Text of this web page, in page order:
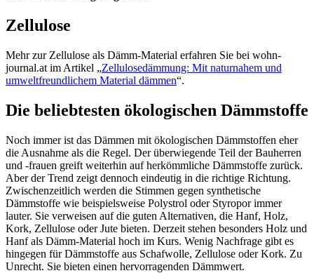
Zellulose
Mehr zur Zellulose als Dämm-Material erfahren Sie bei wohn-
journal.at im Artikel „Zellulosedämmung: Mit naturnahem und
umweltfreundlichem Material dämmen“.
Die beliebtesten ökologischen Dämmstoffe
Noch immer ist das Dämmen mit ökologischen Dämmstoffen eher
die Ausnahme als die Regel. Der überwiegende Teil der Bauherren
und -frauen greift weiterhin auf herkömmliche Dämmstoffe zurück.
Aber der Trend zeigt dennoch eindeutig in die richtige Richtung.
Zwischenzeitlich werden die Stimmen gegen synthetische
Dämmstoffe wie beispielsweise Polystrol oder Styropor immer
lauter. Sie verweisen auf die guten Alternativen, die Hanf, Holz,
Kork, Zellulose oder Jute bieten. Derzeit stehen besonders Holz und
Hanf als Dämm-Material hoch im Kurs. Wenig Nachfrage gibt es
hingegen für Dämmstoffe aus Schafwolle, Zellulose oder Kork. Zu
Unrecht. Sie bieten einen hervorragenden Dämmwert.